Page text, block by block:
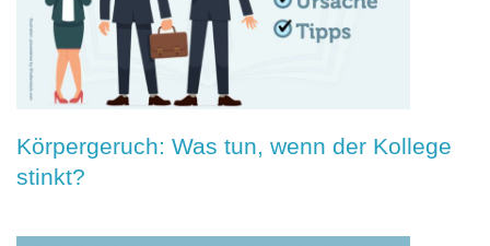
Körpergeruch: Was tun, wenn der Kollege
stinkt?